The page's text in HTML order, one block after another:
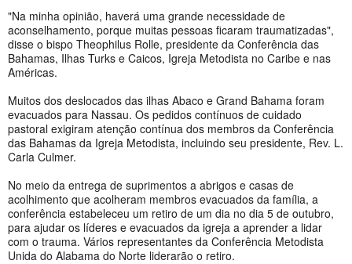
"Na minha opinião, haverá uma grande necessidade de
aconselhamento, porque muitas pessoas ficaram traumatizadas",
disse o bispo Theophilus Rolle, presidente da Conferência das
Bahamas, Ilhas Turks e Caicos, Igreja Metodista no Caribe e nas
Américas.
Muitos dos deslocados das ilhas Abaco e Grand Bahama foram
evacuados para Nassau. Os pedidos contínuos de cuidado
pastoral exigiram atenção contínua dos membros da Conferência
das Bahamas da Igreja Metodista, incluindo seu presidente, Rev. L.
Carla Culmer.
No meio da entrega de suprimentos a abrigos e casas de
acolhimento que acolheram membros evacuados da família, a
conferência estabeleceu um retiro de um dia no dia 5 de outubro,
para ajudar os líderes e evacuados da igreja a aprender a lidar
com o trauma. Vários representantes da Conferência Metodista
Unida do Alabama do Norte liderarão o retiro.